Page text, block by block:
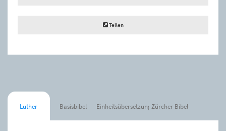
Teilen
Luther Basisbibel Einheitsübersetzung Zürcher Bibel